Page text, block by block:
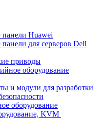
Huawei
для серверов Dell
приводы
оборудование
и модули для разработки
оборудование
KVM